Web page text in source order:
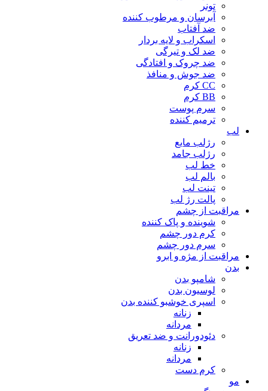
تونر
آبرسان و مرطوب کننده
ضد آفتاب
اسکراب و لایه بردار
ضد لک و تیرگی
ضد چروک و افتادگی
ضد جوش و منافذ
CC کرم
BB کرم
سرم پوست
ترمیم کننده
لب
رژلب مایع
رژلب جامد
خط لب
بالم لب
تینت لب
پالت رژ لب
مراقبت از چشم
شوینده و پاک کننده
کرم دور چشم
سرم دور چشم
مراقبت از مژه و ابرو
بدن
شامپو بدن
لوسیون بدن
اسپری خوشبو کننده بدن
زنانه
مردانه
دئودورانت و ضد تعریق
زنانه
مردانه
کرم دست
مو